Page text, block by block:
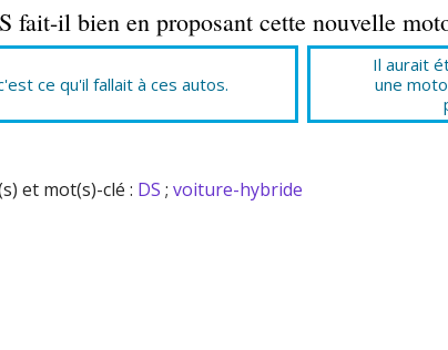
fait-il bien en proposant cette nouvelle
ce qu'il fallait à ces autos.
Il aurait
une
et mot(s)-clé : DS ;voiture-hybride